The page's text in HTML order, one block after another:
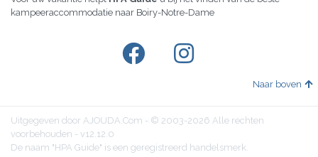
kampeeraccommodatie naar Boiry-Notre-Dame
Naar boven
Uitgegeven door AJOUDA.Com - © 2003-2026 Alle rechten
voorbehouden - v12.12.0
De naam "HPA Guide" is een geregistreerd handelsmerk.